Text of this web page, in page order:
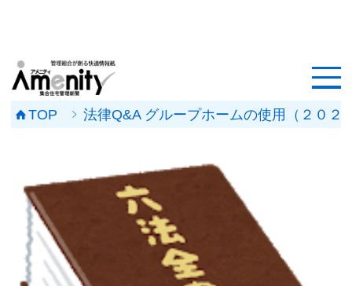
記事一覧
メンテナンス会社
マンションメンテの無料相談
TOP 法律Q&A グループホームの使用（２０２